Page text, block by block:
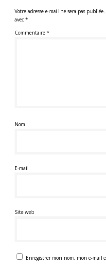
Votre adresse e-mail ne sera pas publiée.
avec *
Commentaire *
Nom
E-mail
Site web
Enregistrer mon nom, mon e-mail